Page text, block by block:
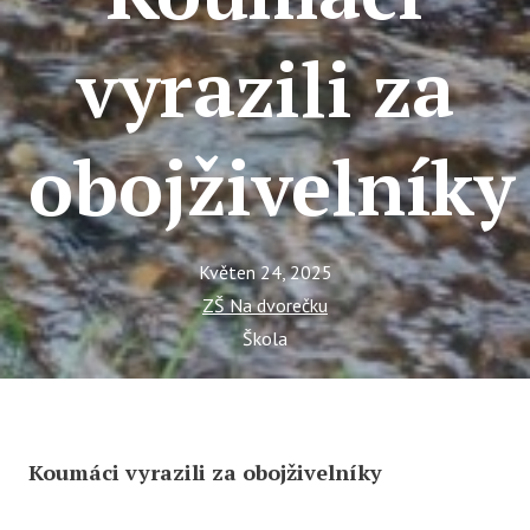
O
vyrazili za
obojživelníky
Květen 24, 2025
ZŠ Na dvorečku
Škola
Koumáci vyrazili za obojživelníky